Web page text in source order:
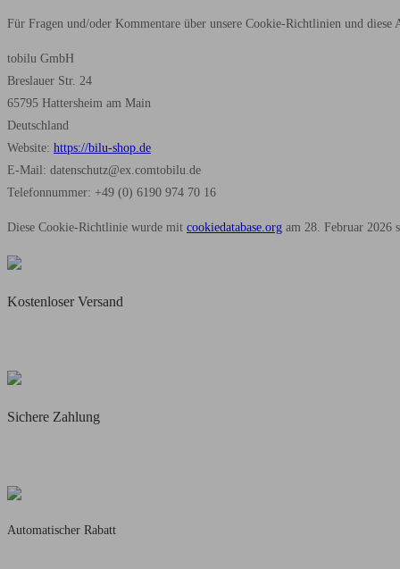
Für Fragen und/oder Kommentare über unsere Cookie-Richtlinien und
tobilu GmbH
Breslauer Str. 24
65795 Hattersheim am Main
Deutschland
Website: https://bilu-shop.de
E-Mail: datenschutz@ex.comtobilu.de
Telefonnummer: +49 (0) 6190 974 70 16
Diese Cookie-Richtlinie wurde mit cookiedatabase.org am 28. Februar 2026
Kostenloser Versand
Sichere Zahlung
Automatischer Rabatt